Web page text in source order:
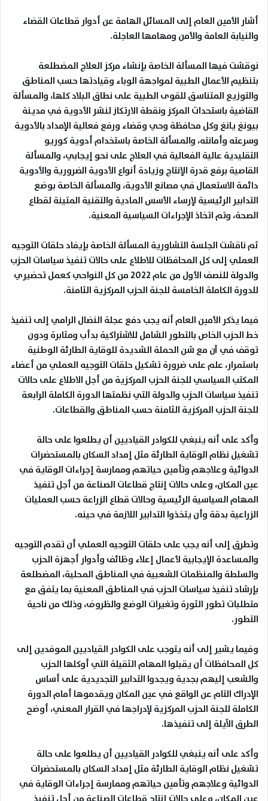
أشار الأمين العام إلى المسائل الهامة عن أدوار قطاعات القضاء
والنيابة العامة والأمن ومهامها العاجلة.
نوقشت فيها المسألة الخاصة بإنشاء مركز العلاج المضطلعة
بتنظيم الأعمال الطبية لمواجهة الوباء وقيادتها حسب المناطق
والتوزيع المتناسق للقوى الطبية على نطاق البلاد كلها، والمسألة
القاضية باستحداث المركز ونقطة الارتكاز لنشر الأدوية في مدينة
بيونغ يانغ وكل محافظة وحي وقضاء ورفع فعالية الإمداد بالأدوية
وسرعته وأمانته، والمسألة الخاصة باستخدام أدوية كوريو
التقليدية عالية الفعالية في العلاج على نحو إيجابي، والمسألة
القاصية برفع قدرة الإنتاج وزيادة أنواع الأدوية الضرورية والأدوية
دائمة الاستعمال في مصانع الأدوية، والمسألة الخاصة بوضع
التدابير الرئيسية لإرساء الأسس المادية والتقنية المتينة لقطاع
الصحة، وتم اتخاذ الإجراءات السياسية المعنية.
ثم ناقشت الجلسة التشاورية المسألة الخاصة بإيفاد حلقات التوجيه
العملي إلى كل المحافظات للاطلاع على حالات تنفيذ سياسات الحزب
والدولة للنصف الأول من عام 2022 من كل النواحي كعمل تحضيري
للدورة الكاملة الخامسة للجنة الحزب المركزية الثامنة.
فيما يذكر الأمين العام أنه يجب دفع عجلة النضال الرامي إلى تنفيذ
خط الحزب الخاص بالتطور الشامل للاشتراكية بدأب ومثابرة ودون
توقف في آن مع شن الحملة الشديدة للوقاية الطارئة الوطنية
باستمرار، علم على ضرورة تشكيل حلقات التوجيه العملي من أعضاء
المكتب السياسي للجنة الحزب المركزية من أجل الاطلاع على حالات
تنفيذ سياسات الحزب والدولة التي نظمتها الدورة الكاملة الرابعة
للجنة الحزب المركزية الثامنة حسب المناطق والقطاعات.
وأكد على أنه ينبغي للكوادر القياديين أن يطلعوا على حالة
تشغيل نظام الوقاية الطارئة مثل إمداد السكان بالمستحضرات
الدوائية وعلاجهم وتأمين حياتهم وممارسة إجراءات الوقاية في
عين المكان، وعلى حالات إنتاج قطاعات الصناعة من أجل تنفيذ
المهام السياسية الرئيسية وحالات قطاع الزراعة حسب العمليات
الزراعية بدقة وأن يتخذوا التدابير اللازمة في حينه.
وتطرق إلى أنه يجب على حلقات التوجيه العملي أن تقدم التوجيه
والمساعدة الإيجابية لأعمال إعلاء وظائف وأدوار أجهزة الحزب
والسلطة والمنظمات الشعبية في المناطق المحلية، المضطلعة
بإرشاد تنفيذ سياسات الحزب في المناطق المعنية بما يتفق مع
متطلبات تطور الثورة وتغيرات الوضع والظروف، وذلك من ناحية
التطور.
وفيما يشير إلى أنه يتوجب على الكوادر القياديين الموفدين إلى
كل المحافظات أن يقبلوا المهام الثقيلة التي أوكلها الحزب
والشعب إليهم بجدية ويجدوا التدابير التجديدية على أساس
الإدراك التام عن الواقع في عين المكان ويقدموها أمام الدورة
الكاملة للجنة الحزب المركزية لإدراجها في القرار المعني، أوضح
الطرق الآيلة إلى تنفيذها.
وأكد على أنه ينبغي للكوادر القياديين أن يطلعوا على حالة
تشغيل نظام الوقاية الطارئة مثل إمداد السكان بالمستحضرات
الدوائية وعلاجهم وتأمين حياتهم وممارسة إجراءات الوقاية في